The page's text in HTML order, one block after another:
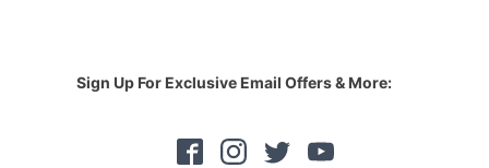
Sign Up For Exclusive Email Offers & More: